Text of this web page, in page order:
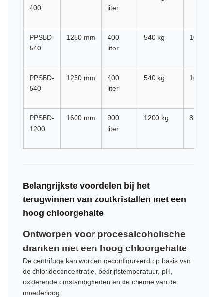
400
liter
PPSBD-
540
1250 mm
400
liter
540 kg 1000
PPSBD-
540
1250 mm
400
liter
540 kg 1000
PPSBD-
1200
1600 mm
900
liter
1200 kg 850 tpm
Belangrijkste voordelen bij het
terugwinnen van zoutkristallen met een
hoog chloorgehalte
Ontworpen voor procesalcoholische
dranken met een hoog chloorgehalte
De centrifuge kan worden geconfigureerd op basis van
de chlorideconcentratie, bedrijfstemperatuur, pH,
oxiderende omstandigheden en de chemie van de
moederloog.